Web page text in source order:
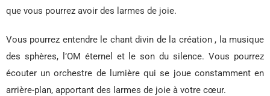
que vous pourrez avoir des larmes de joie.
Vous pourrez entendre le chant divin de la création , la musique
des sphères, l’OM éternel et le son du silence. Vous pourrez
écouter un orchestre de lumière qui se joue constamment en
arrière-plan, apportant des larmes de joie à votre cœur.